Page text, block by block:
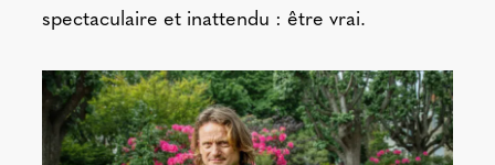
spectaculaire et inattendu : être vrai.